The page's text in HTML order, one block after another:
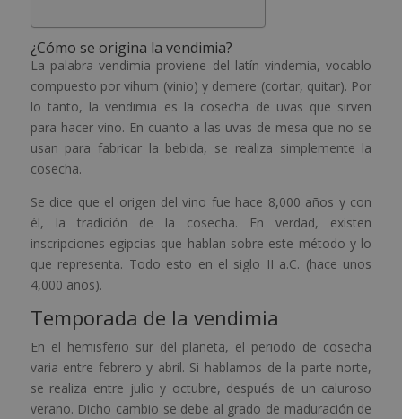
¿Cómo se origina la vendimia?
La palabra vendimia proviene del latín vindemia, vocablo
compuesto por vihum (vinio) y demere (cortar, quitar). Por
lo tanto, la vendimia es la cosecha de uvas que sirven
para hacer vino. En cuanto a las uvas de mesa que no se
usan para fabricar la bebida, se realiza simplemente la
cosecha.
Se dice que el origen del vino fue hace 8,000 años y con
él, la tradición de la cosecha. En verdad, existen
inscripciones egipcias que hablan sobre este método y lo
que representa. Todo esto en el siglo II a.C. (hace unos
4,000 años).
Temporada de la vendimia
En el hemisferio sur del planeta, el periodo de cosecha
varia entre febrero y abril. Si hablamos de la parte norte,
se realiza entre julio y octubre, después de un caluroso
verano. Dicho cambio se debe al grado de maduración de